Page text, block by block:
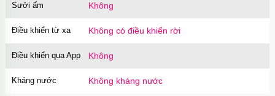
Sưởi ấm Không
Điều khiển từ xa Không có điều khiển rời
Điều khiển qua App Không
Kháng nước Không kháng nước